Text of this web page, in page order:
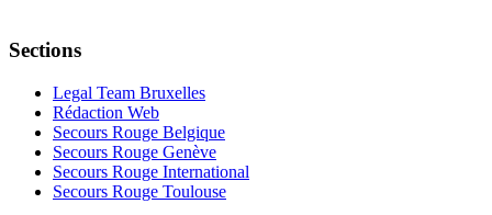
Sections
Legal Team Bruxelles
Rédaction Web
Secours Rouge Belgique
Secours Rouge Genève
Secours Rouge International
Secours Rouge Toulouse